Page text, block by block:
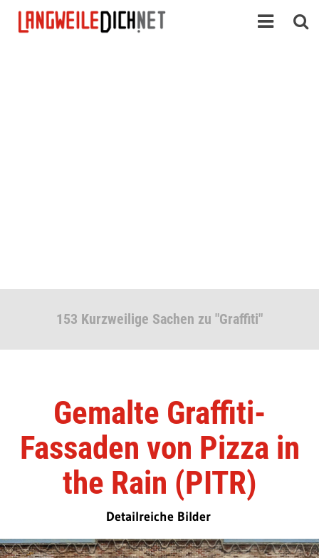
153 Kurzweilige Sachen zu "Graffiti"
Gemalte Graffiti-
Fassaden von Pizza in
the Rain (PITR)
Detailreiche Bilder